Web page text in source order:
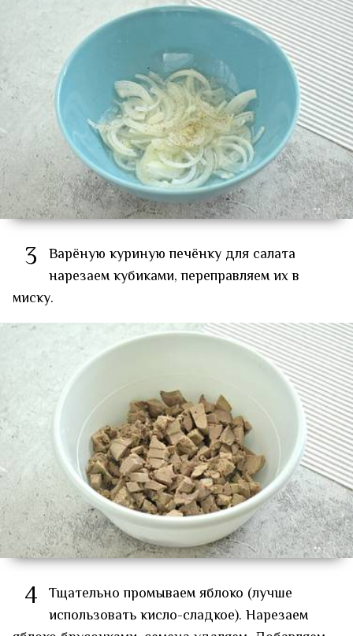
3 Варёную куриную печёнку для салата
нарезаем кубиками, переправляем их в
миску.
4 Тщательно промываем яблоко (лучше
использовать кисло-сладкое). Нарезаем